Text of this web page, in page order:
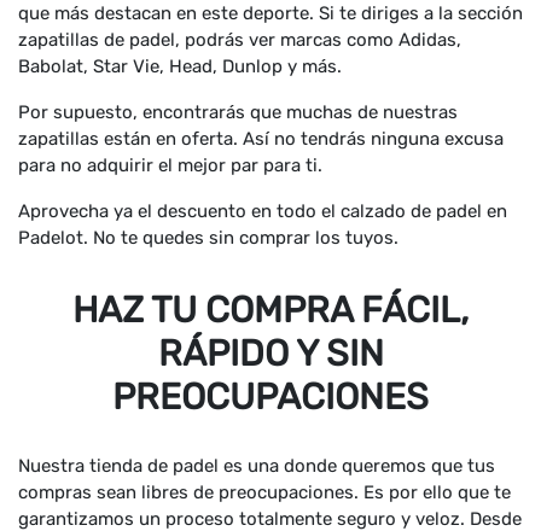
que más destacan en este deporte. Si te diriges a la sección
zapatillas de padel, podrás ver marcas como Adidas,
Babolat, Star Vie, Head, Dunlop y más.
Por supuesto, encontrarás que muchas de nuestras
zapatillas están en oferta. Así no tendrás ninguna excusa
para no adquirir el mejor par para ti.
Aprovecha ya el descuento en todo el calzado de padel en
Padelot. No te quedes sin comprar los tuyos.
HAZ TU COMPRA FÁCIL,
RÁPIDO Y SIN
PREOCUPACIONES
Nuestra tienda de padel es una donde queremos que tus
compras sean libres de preocupaciones. Es por ello que te
garantizamos un proceso totalmente seguro y veloz. Desde